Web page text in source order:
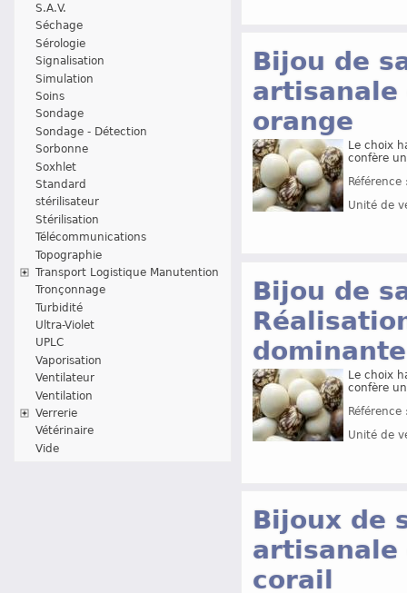
S.A.V.
Séchage
Sérologie
Signalisation
Simulation
Soins
Sondage
Sondage - Détection
Sorbonne
Soxhlet
Standard
stérilisateur
Stérilisation
Télécommunications
Topographie
Transport Logistique Manutention
Tronçonnage
Turbidité
Ultra-Violet
UPLC
Vaporisation
Ventilateur
Ventilation
Verrerie
Vétérinaire
Vide
Bijou de
artisanale
orange
Le choix
confère
Unité de
Bijou de
Le choix
confère
Unité de
Bijoux de
corail